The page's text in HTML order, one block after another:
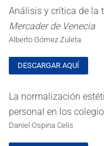
Análisis y crítica de la
Mercader de Venecia
Alberto Gómez Zuleta
DESCARGAR AQUÍ
La normalización
personal en los
Daniel Ospina Celis